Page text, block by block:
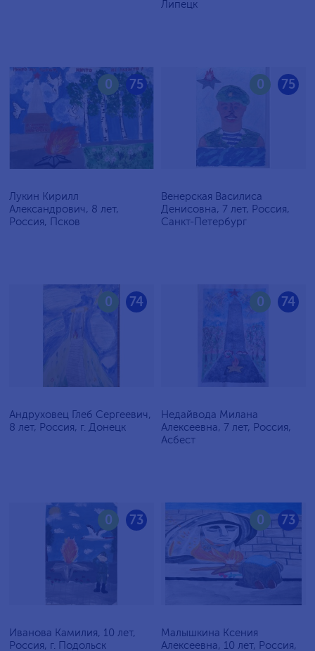
Липецк
75
0
Лукин Кирилл
Александрович, 8 лет,
Россия, Псков
75
0
Венерская Василиса
Денисовна, 7 лет, Россия,
Санкт-Петербург
74
0
Андруховец Глеб Сергеевич,
8 лет, Россия, г. Донецк
74
0
Недайвода Милана
Алексеевна, 7 лет, Россия,
Асбест
73
0
Иванова Камилия, 10 лет,
Россия, г. Подольск
73
0
Малышкина Ксения
Алексеевна, 10 лет, Россия,